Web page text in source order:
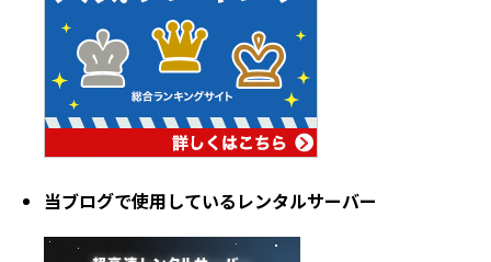
当ブログで使用しているレンタルサーバー